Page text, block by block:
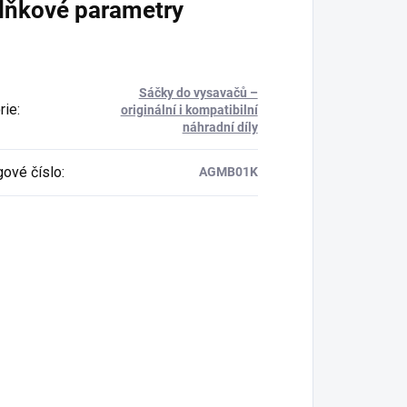
parametry
:
Sáčky do vysavačů –
originální i kompatibilní
náhradní díly
číslo: AGMB01K